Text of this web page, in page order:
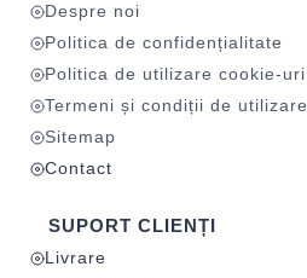
Despre noi
Politica de confidențialitate
Politica de utilizare cookie-uri
Termeni și condiții de utilizare
Sitemap
Contact
SUPORT CLIENȚI
Livrare